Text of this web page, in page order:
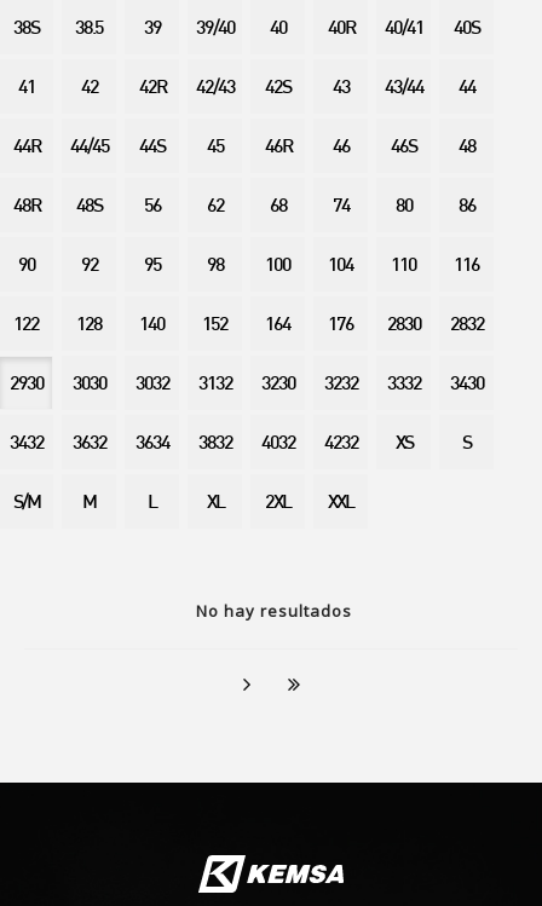
No hay resultados
38S 38.5 39 39/40 40 40R 40/41 40S
41 42 42R 42/43 42S 43 43/44 44
44R 44/45 44S 45 46R 46 46S 48
48R 48S 56 62 68 74 80 86
90 92 95 98 100 104 110 116
122 128 140 152 164 176 2830 2832
2930 3030 3032 3132 3230 3232 3332 3430
3432 3632 3634 3832 4032 4232 XS S
S/M M L XL 2XL XXL